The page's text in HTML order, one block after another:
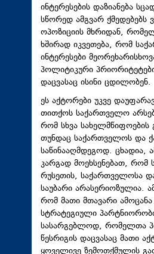
ინტერესების დაზიანება
სწორედ ამგვარ
ოპოზიციის მხრიდან,
ხშირად იკვეთება, რომ
ინტერესები
პოლიტიკური
დაცვასაც ისინი ცდილობენ.
ეს აქტორები უკვე
თითქოს საქართველო
რომ სხვა სახელმწიფოების
თუნდაც საქართველოს და
საწინააღმდეგოდ. ცხადია,
კარგად მოეხსენებათ,
რუსეთის, საქართველოსა
საუბარი არასერიოზულია.
რომ მათი მთავარი
სტრატეგიული
სასარგებლოდ, რომელთა
წესრიგის დაცვასაც მათი
ყოველივე ზემოთქმულის